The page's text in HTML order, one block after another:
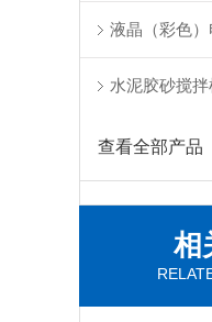
水泥胶砂搅拌
查看全部产品
相